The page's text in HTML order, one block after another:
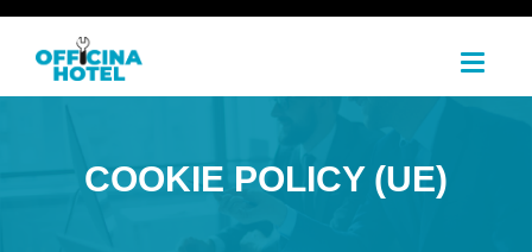
T
g
COOKIE POLICY (UE)